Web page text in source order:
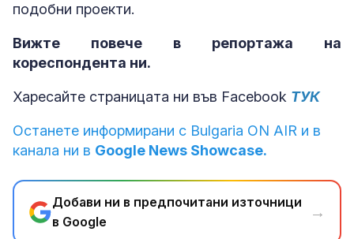
подобни проекти.
Вижте повече в репортажа на
кореспондента ни.
Харесайте страницата ни във Facebook ТУК
Останете информирани с Bulgaria ON AIR и в
канала ни в Google News Showcase.
Добави ни в предпочитани източници
в Google
→